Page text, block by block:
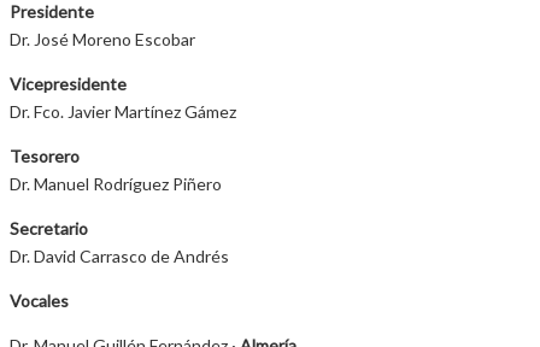
Presidente
Dr. José Moreno Escobar
Vicepresidente
Dr. Fco. Javier Martínez Gámez
Tesorero
Dr. Manuel Rodríguez Piñero
Secretario
Dr. David Carrasco de Andrés
Vocales